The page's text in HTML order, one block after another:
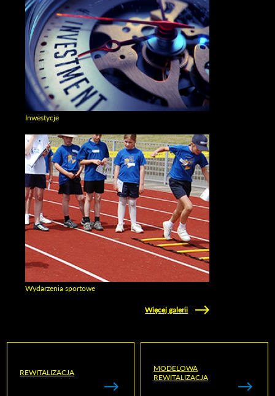
Inwestycje
Wydarzenia sportowe
Więcej galerii
REWITALIZACJA
MODELOWA
REWITALIZACJA